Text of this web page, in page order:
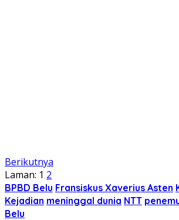
Berikutnya
Laman: 1 2
BPBD Belu Fransiskus Xaverius Asten
Kejadian meninggal dunia NTT
Belu